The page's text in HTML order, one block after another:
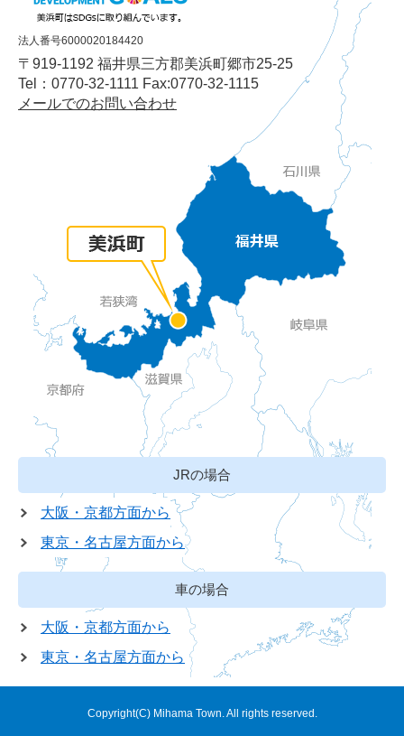
法人番号6000020184420
〒919-1192 福井県三方郡美浜町郷市25-25
Tel：0770-32-1111 Fax:0770-32-1115
メールでのお問い合わせ
JRの場合
大阪・京都方面から
東京・名古屋方面から
車の場合
大阪・京都方面から
東京・名古屋方面から
Copyright(C) Mihama Town. All rights reserved.